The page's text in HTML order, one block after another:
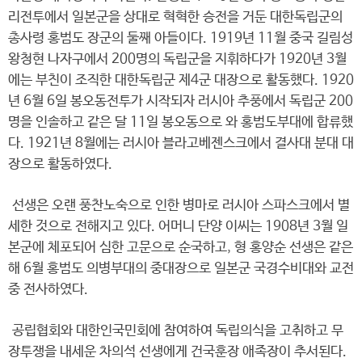
리전투에서 일본군을 상대로 혁혁한 승전을 거둔 대한독립군의
총사령 홍범도 장군의 둘째 아들이다. 1919년 11월 중국 길림성
왕청현 나자구에서 200명의 독립군을 지휘하다가 1920년 3월
에는 부친이 조직한 대한독립군 제4군 대장으로 활동했다. 1920
년 6월 6일 봉오동전투가 시작되자 러시아 추풍에서 독립군 200
명을 인솔하고 같은 달 11일 봉오동으로 와 홍범도부대에 합류했
다. 1921년 8월에는 러시아 블라고베젠스크에서 결사대 분대 대
장으로 활동하였다.
선생은 오랜 풍찬노숙으로 인한 병마로 러시아 스파스크에서 별
세한 것으로 전해지고 있다. 어머니 단양 이씨는 1908년 3월 일
본군에 체포되어 심한 고문으로 순국하고, 형 홍양순 선생은 같은
해 6월 홍범도 의병부대의 중대장으로 일본군 국경수비대와 교전
중 전사하였다.
공립협회와 대한인국민회에 참여하여 독립의식을 고취하고 무
장투쟁을 내세운 차의석 선생에게 건국훈장 애족장이 추서된다.